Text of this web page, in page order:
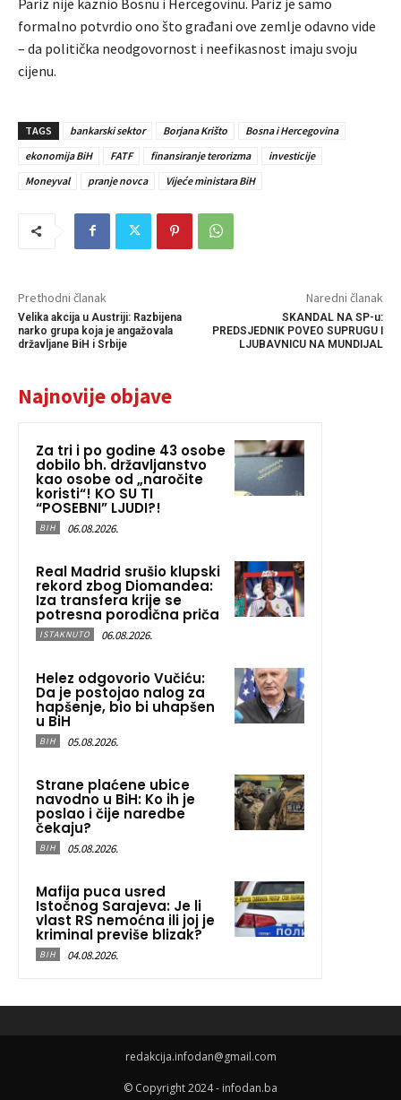
formalno potvrdio ono što građani ove zemlje odavno vide
– da politička neodgovornost i neefikasnost imaju svoju
cijenu.
TAGS bankarski sektor Borjana Krišto
Bosna i Hercegovina
ekonomija BiH
FATF finansiranje terorizma
investicije
Moneyval
pranje novca Vijeće ministara BiH
Prethodni članak
Velika akcija u Austriji: Razbijena
narko grupa koja je angažovala
državljane BiH i Srbije
Naredni članak
SKANDAL NA SP-u:
PREDSJEDNIK POVEO SUPRUGU I
LJUBAVNICU NA MUNDIJAL
Najnovije objave
Za tri i po godine 43 osobe
dobilo bh. državljanstvo
kao osobe od „naročite
koristi“! KO SU TI
“POSEBNI” LJUDI?!
BIH 06.08.2026.
Real Madrid srušio klupski
rekord zbog Diomandea:
Iza transfera krije se
potresna porodična priča
ISTAKNUTO 06.08.2026.
Helez odgovorio Vučiću:
Da je postojao nalog za
hapšenje, bio bi uhapšen
u BiH
BIH 05.08.2026.
Strane plaćene ubice
navodno u BiH: Ko ih je
poslao i čije naredbe
čekaju?
BIH 05.08.2026.
Mafija puca usred
Istočnog Sarajeva: Je li
vlast RS nemoćna ili joj je
kriminal previše blizak?
BIH 04.08.2026.
redakcija.infodan@gmail.com
© Copyright 2024 - infodan.ba